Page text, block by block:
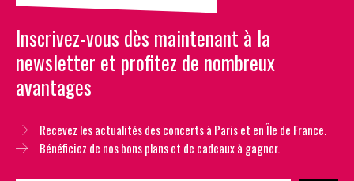
Inscrivez-vous dès maintenant à la
newsletter et profitez de nombreux
avantages
Recevez les actualités des concerts à Paris et en Île de France.
Bénéficiez de nos bons plans et de cadeaux à gagner.